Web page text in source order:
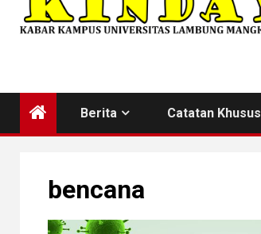
Berita Catatan Khusus
bencana